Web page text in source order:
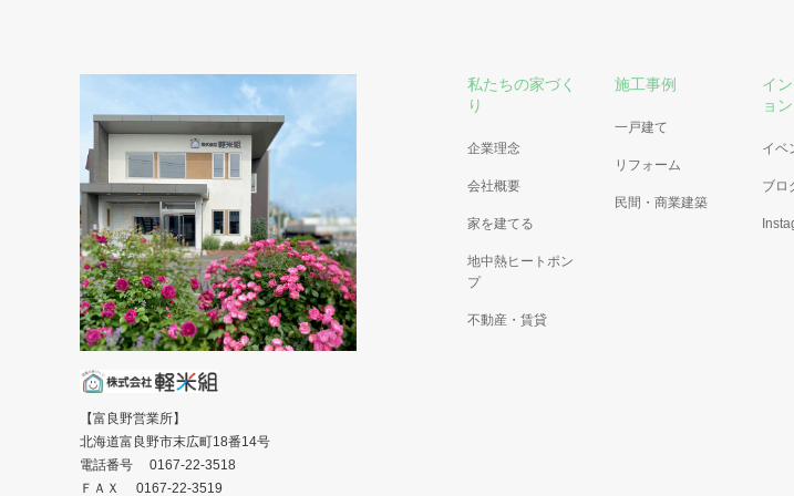
私たちの家づく
り
企業理念
会社概要
家を建てる
地中熱ヒートポン
プ
不動産・賃貸
施工事例
一戸建て
リフォーム
民間・商業建築
イ
ョン
イベ
ブロ
【富良野営業所】
北海道富良野市末広町18番14号
電話番号 0167-22-3518
ＦＡＸ 0167-22-3519